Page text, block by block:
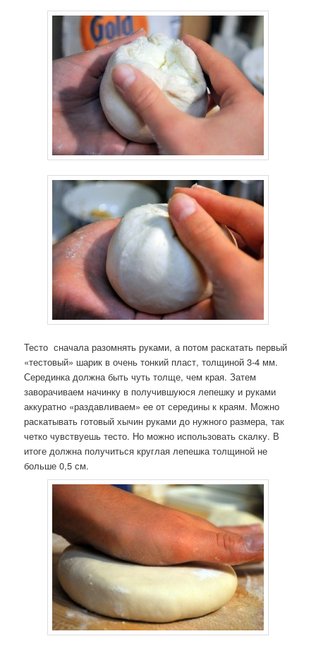
Тесто сначала разомнять руками, а потом раскатать первый
«тестовый» шарик в очень тонкий пласт, толщиной 3-4 мм.
Серединка должна быть чуть толще, чем края. Затем
заворачиваем начинку в получившуюся лепешку и руками
аккуратно «раздавливаем» ее от середины к краям. Можно
раскатывать готовый хычин руками до нужного размера, так
четко чувствуешь тесто. Но можно использовать скалку. В
итоге должна получиться круглая лепешка толщиной не
больше 0,5 см.